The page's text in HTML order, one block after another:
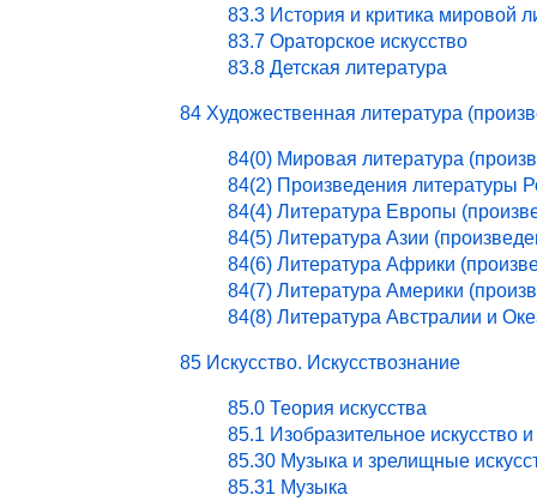
83.3 История и критика мировой
83.7 Ораторское искусство
83.8 Детская литература
84 Художественная литература
84(0) Мировая литература
84(2) Произведения литературы
84(4) Литература Европы
84(5) Литература Азии
84(6) Литература Африки
84(7) Литература Америки
84(8) Литература Австралии и
85 Искусство. Искусствознание
85.0 Теория искусства
85.1 Изобразительное искусство и
85.30 Музыка и зрелищные
85.31 Музыка